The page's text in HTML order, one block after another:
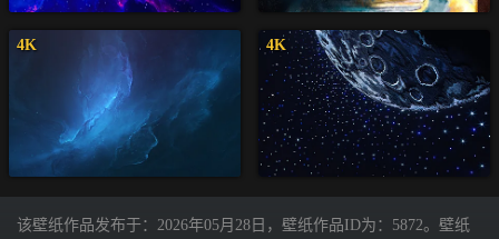
4K 4K
该壁纸作品发布于：2026年05月28日，壁纸作品ID为：5872。壁纸